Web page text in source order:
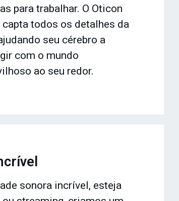
para trabalhar. O Oticon
capta todos os detalhes da
seu cérebro a
com o mundo
ao seu redor.
sonora incrível, esteja